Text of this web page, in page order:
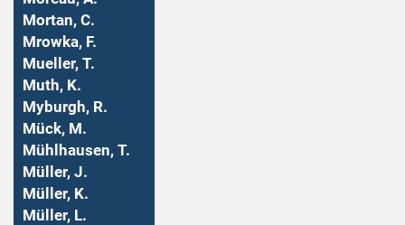
Mortan, C.
Mrowka, F.
Mueller, T.
Muth, K.
Myburgh, R.
Mück, M.
Mühlhausen, T.
Müller, J.
Müller, K.
Müller, L.